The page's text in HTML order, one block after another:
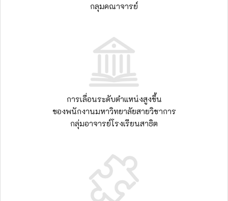
กลุมคณาจารย์
การเลื่อนระดับตำแหน่งสูงขึ้น
ของพนักงานมหาวิทยาลัยสายวิชาการ
กลุ่มอาจารย์โรงเรียนสาธิต